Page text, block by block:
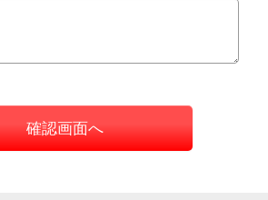
確認画面へ